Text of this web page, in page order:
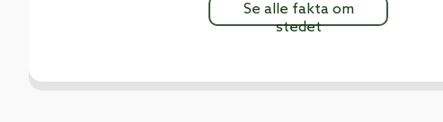
Se alle fakta om
stedet